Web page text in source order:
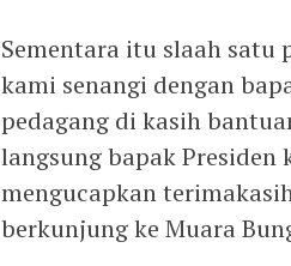
Sementara itu slaah satu
kami senangi dengan
pedagang di kasih
langsung bapak
mengucapkan
berkunjung ke Muara